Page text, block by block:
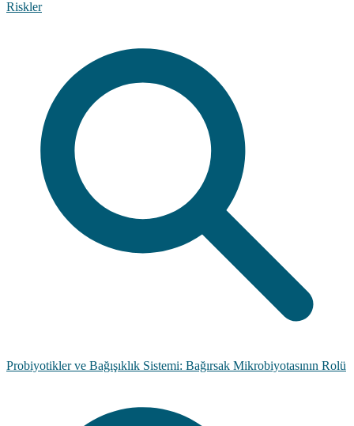
Riskler
Probiyotikler ve Bağışıklık Sistemi: Bağırsak Mikrobiyotasının Rolü